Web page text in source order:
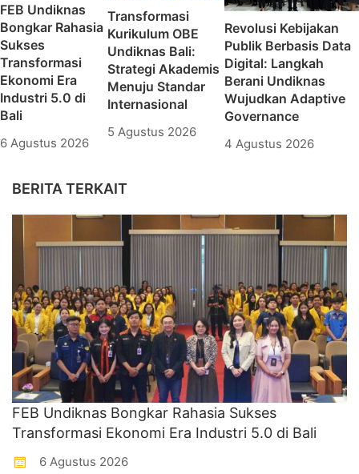
FEB Undiknas
Bongkar Rahasia
Sukses
Transformasi
Ekonomi Era
Industri 5.0 di
Bali
6 Agustus 2026
Transformasi
Kurikulum OBE
Undiknas Bali:
Strategi Akademis
Menuju Standar
Internasional
5 Agustus 2026
Revolusi Kebijakan
Publik Berbasis Data
Digital: Langkah
Berani Undiknas
Wujudkan Adaptive
Governance
4 Agustus 2026
BERITA TERKAIT
FEB Undiknas Bongkar Rahasia Sukses
Transformasi Ekonomi Era Industri 5.0 di Bali
6 Agustus 2026